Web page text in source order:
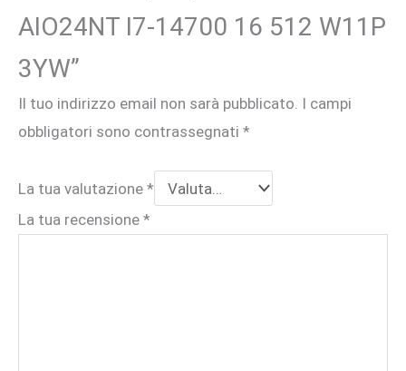
AIO24NT I7-14700 16 512 W11P
3YW”
Il tuo indirizzo email non sarà pubblicato. I campi
obbligatori sono contrassegnati *
La tua valutazione *
La tua recensione *